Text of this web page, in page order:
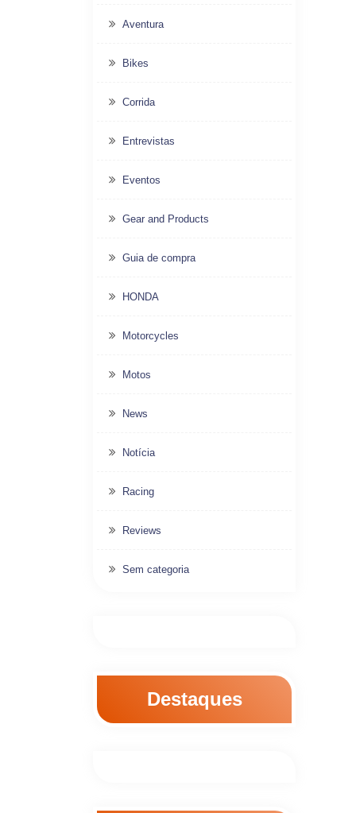
Aventura
Bikes
Corrida
Entrevistas
Eventos
Gear and Products
Guia de compra
HONDA
Motorcycles
Motos
News
Notícia
Racing
Reviews
Sem categoria
Destaques